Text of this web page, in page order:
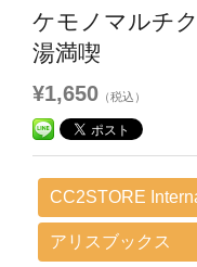
ケモノマルチ
湯満喫
¥1,650 （税込）
CC2STORE
アリスブックス